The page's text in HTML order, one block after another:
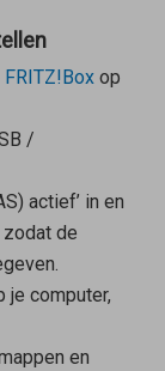
op
/
actief’ in en
de
je computer,
en